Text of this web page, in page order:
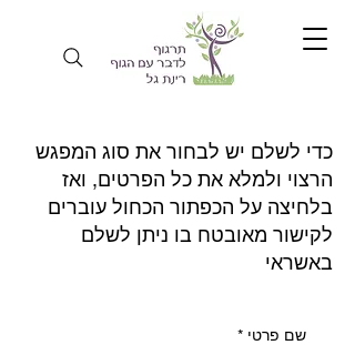
כדי לשלם יש לבחור את סוג המפגש
הרצוי ולמלא את כל הפרטים, ואז
בלחיצה על הכפתור הכחול עוברים
לקישור מאובטח בו ניתן לשלם
באשראי
שם פרטי *